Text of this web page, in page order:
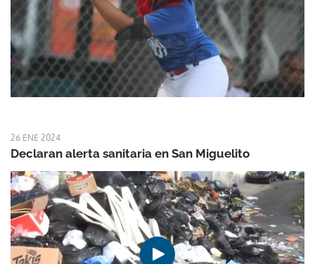
26 ENE 2024
Declaran alerta sanitaria en San Miguelito